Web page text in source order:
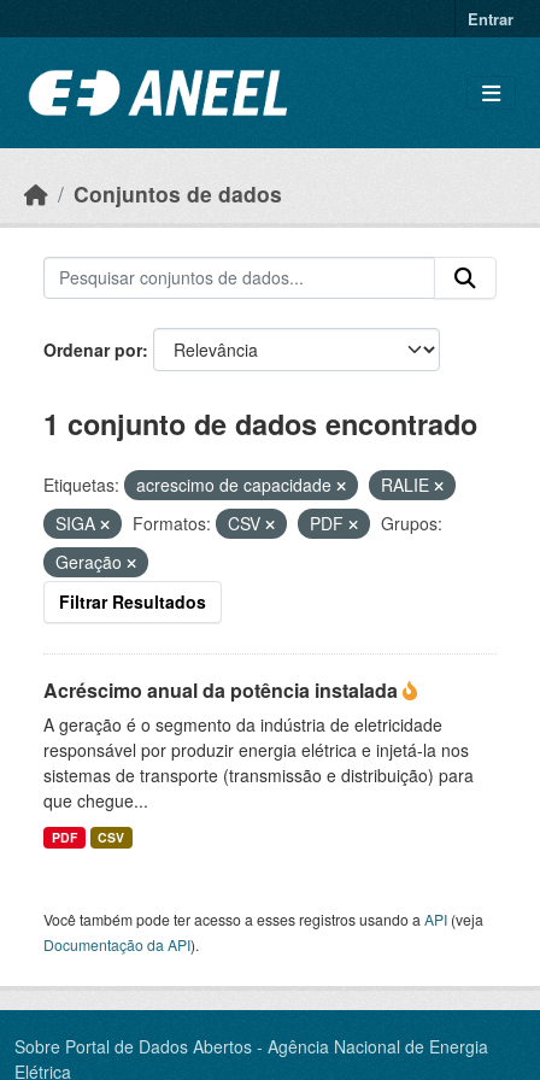
Entrar
Conjuntos de dados
Ordenar por
1 conjunto de dados encontrado
Etiquetas: acrescimo de capacidade
RALIE
SIGA
Formatos: CSV PDF
Grupos:
Geração
Filtrar Resultados
Acréscimo anual da potência instalada
A geração é o segmento da indústria de eletricidade
responsável por produzir energia elétrica e injetá-la nos
sistemas de transporte (transmissão e distribuição) para
que chegue...
PDF CSV
Você também pode ter acesso a esses registros usando a API (veja
Documentação da API).
Sobre Portal de Dados Abertos - Agência Nacional de Energia
Elétrica